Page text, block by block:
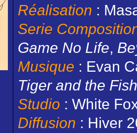
Réalisation :
Serie
Game No Life,
Musique : Evan
Tiger and the Fish
Studio : White
Diffusion : Hiver